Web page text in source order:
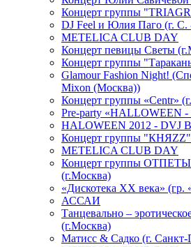
Концерт группы
DJ Feel и Юлия Паго (г. С.
METELICA CLUB DAY
Концерт певицы Светы
Концерт группы
Glamour Fashion Night!
Mixon (Москва))
Концерт группы «Centr»
Pre-party «HALLOWEEN -
HALOWEEN 2012 - DVJ
Концерт группы "КНЯZZ"
METELICA CLUB DAY
Концерт группы
(г.Москва)
«Дискотека ХХ века» (гр.
АССАИ
Танцевально –
(г.Москва)
Матисс & Садко (г. Санкт-